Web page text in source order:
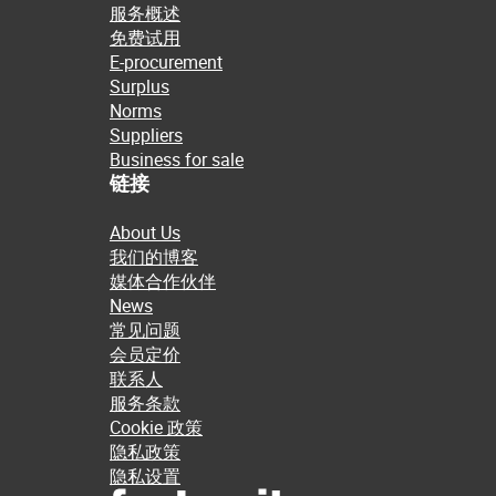
服务概述
免费试用
E-procurement
Surplus
Norms
Suppliers
Business for sale
链接
About Us
我们的博客
媒体合作伙伴
News
常见问题
会员定价
联系人
服务条款
Cookie 政策
隐私政策
隐私设置